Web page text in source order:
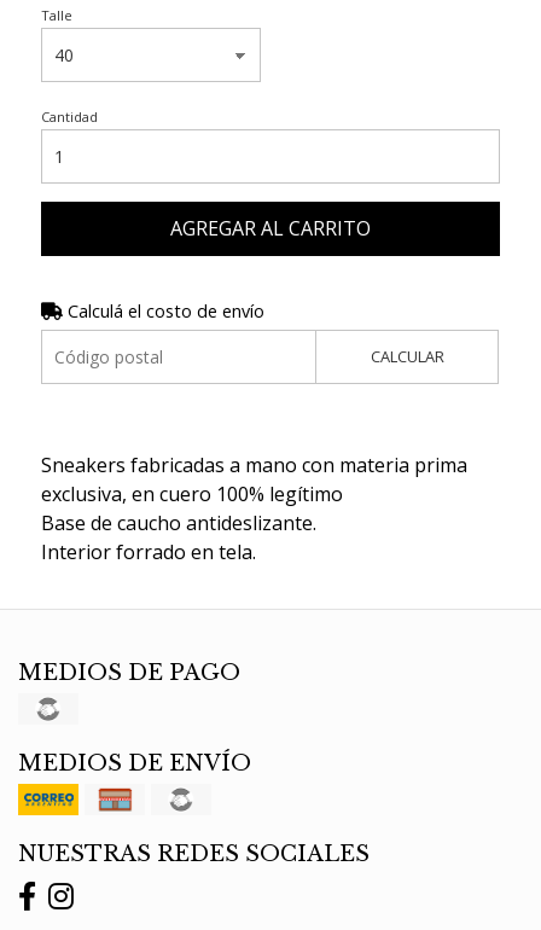
Talle
Cantidad
AGREGAR AL CARRITO
Calculá el costo de envío
CALCULAR
Sneakers fabricadas a mano con materia prima
exclusiva, en cuero 100% legítimo
Base de caucho antideslizante.
Interior forrado en tela.
MEDIOS DE PAGO
MEDIOS DE ENVÍO
NUESTRAS REDES SOCIALES